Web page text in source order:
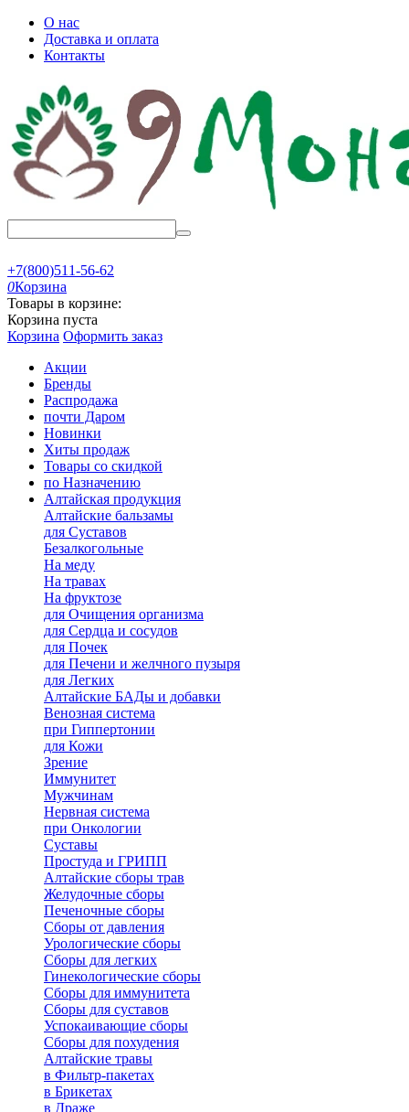
О нас
Доставка и оплата
Контакты
+7(800)511-56-62
0Корзина
Товары в корзине:
Корзина пуста
Корзина Оформить заказ
Акции
Бренды
Распродажа
почти Даром
Новинки
Хиты продаж
Товары со скидкой
по Назначению
Алтайская продукция
Алтайские бальзамы
для Суставов
Безалкогольные
На меду
На травах
На фруктозе
для Очищения организма
для Сердца и сосудов
для Почек
для Печени и желчного пузыря
для Легких
Алтайские БАДы и добавки
Венозная система
при Гиппертонии
для Кожи
Зрение
Иммунитет
Мужчинам
Нервная система
при Онкологии
Суставы
Простуда и ГРИПП
Алтайские сборы трав
Желудочные сборы
Печеночные сборы
Сборы от давления
Урологические сборы
Сборы для легких
Гинекологические сборы
Сборы для иммунитета
Сборы для суставов
Успокаивающие сборы
Сборы для похудения
Алтайские травы
в Фильтр-пакетах
в Брикетах
в Драже